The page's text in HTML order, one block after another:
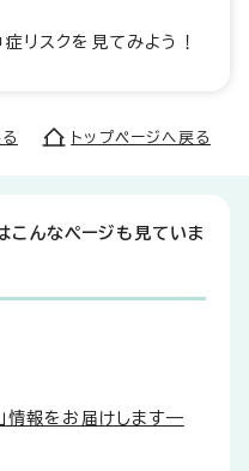
リスクを見てみよう！
トップページへ戻る
こんなページも見ていま
情報をお届けします—